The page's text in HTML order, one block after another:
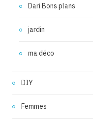
Dari Bons plans
jardin
ma déco
DIY
Femmes